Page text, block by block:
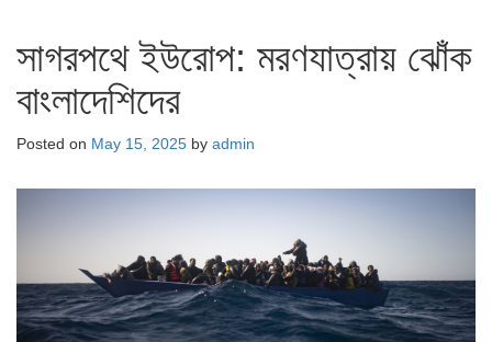
সাগরপথে ইউরোপ: মরণযাত্রায় ঝোঁক
বাংলাদেশিদের
Posted on May 15, 2025 by admin